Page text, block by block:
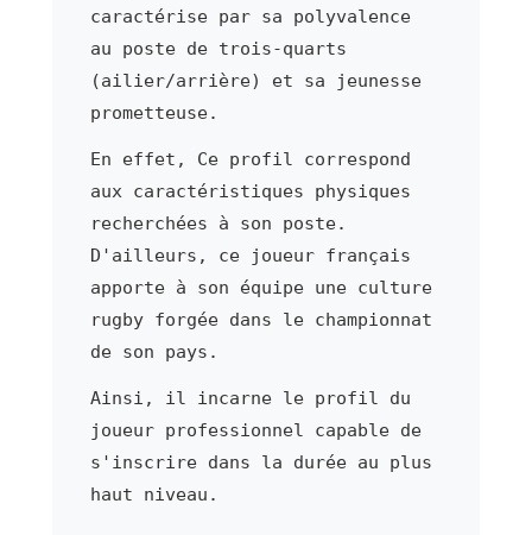
caractérise par sa polyvalence
au poste de trois-quarts
(ailier/arrière) et sa jeunesse
prometteuse.
En effet, Ce profil correspond
aux caractéristiques physiques
recherchées à son poste.
D'ailleurs, ce joueur français
apporte à son équipe une culture
rugby forgée dans le championnat
de son pays.
Ainsi, il incarne le profil du
joueur professionnel capable de
s'inscrire dans la durée au plus
haut niveau.